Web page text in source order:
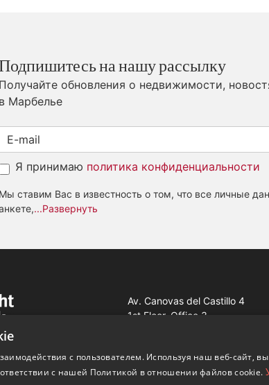
на нашу рассылку
Получайте обновления о недвижимости,
в Марбелье
Я принимаю политика конфиденциальности
Мы ставим Вас в известность о том, что все личные
...Развернуть
Av. Canovas del Castillo 4
1st Floor, Office 3
с пользователем. Используя наш веб-сайт, вы
с нашей Политикой в ​​отношении файлов cookie.